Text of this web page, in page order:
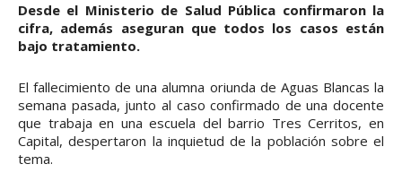
Desde el Ministerio de Salud Pública confirmaron la
cifra, además aseguran que todos los casos están
bajo tratamiento.
El fallecimiento de una alumna oriunda de Aguas Blancas la
semana pasada, junto al caso confirmado de una docente
que trabaja en una escuela del barrio Tres Cerritos, en
Capital, despertaron la inquietud de la población sobre el
tema.